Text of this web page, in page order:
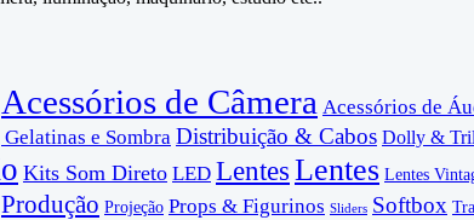
Acessórios de Câmera Acessórios de
e Sombra Distribuição & Cabos Dolly &
Kits Som Direto LED Lentes Lentes Lentes
Produção Projeção Props & Figurinos Sliders Softbox